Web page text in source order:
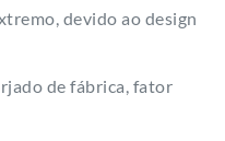
devido ao design
de fábrica, fator